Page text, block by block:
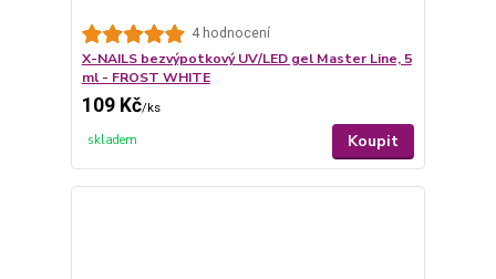
4 hodnocení
X-NAILS bezvýpotkový UV/LED gel Master Line, 5
ml - FROST WHITE
109 Kč/ks
skladem Koupit